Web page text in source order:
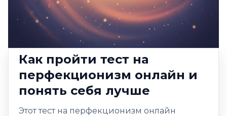
Как пройти тест на
перфекционизм онлайн и
понять себя лучше
Этот тест на перфекционизм онлайн